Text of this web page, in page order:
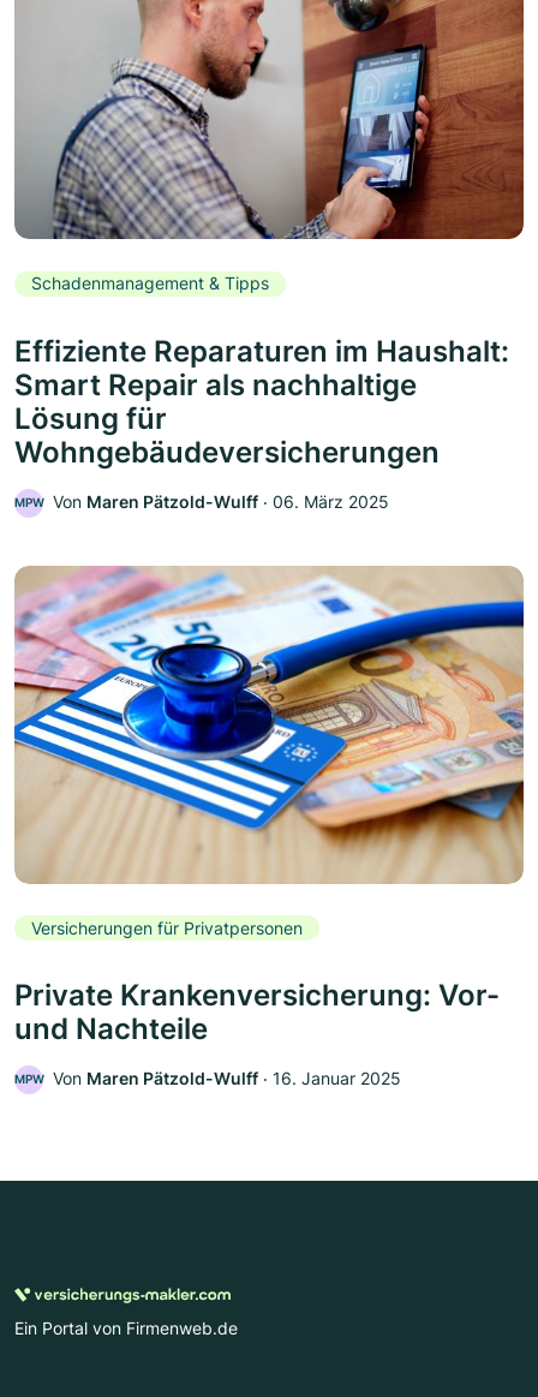
Schadenmanagement & Tipps
Effiziente Reparaturen im Haushalt:
Smart Repair als nachhaltige
Lösung für
Wohngebäudeversicherungen
MPW Von Maren Pätzold-Wulff ‧ 06. März 2025
Versicherungen für Privatpersonen
Private Krankenversicherung: Vor-
und Nachteile
MPW Von Maren Pätzold-Wulff ‧ 16. Januar 2025
Ein Portal von Firmenweb.de